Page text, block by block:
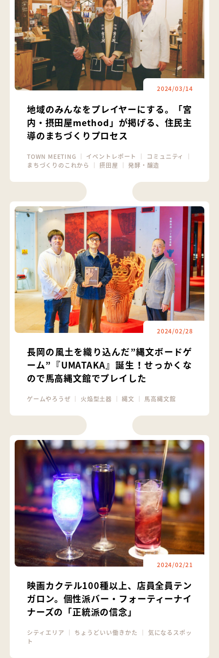
2024/03/14
地域のみんなをプレイヤーにする。「宮
内・摂田屋method」が掲げる、住民主
導のまちづくりプロセス
TOWN MEETING イベントレポート コミュニティ
まちづくりのこれから
｜摂田屋 ｜発酵・醸造
2024/02/28
長岡の風土を織り込んだ”縄文ボードゲ
ーム”『UMATAKA』誕生！せっかくな
ので馬高縄文館でプレイした
ゲームやろうぜ ｜ 火焔型土器 ｜縄文 ｜ 馬高縄文館
2024/02/21
映画カクテル100種以上、店員全員テン
ガロン。個性派バー・フォーティーナイ
ナーズの「正統派の信念」
シティエリア ｜ ちょうどいい働きかた ｜ 気になるスポッ
ト